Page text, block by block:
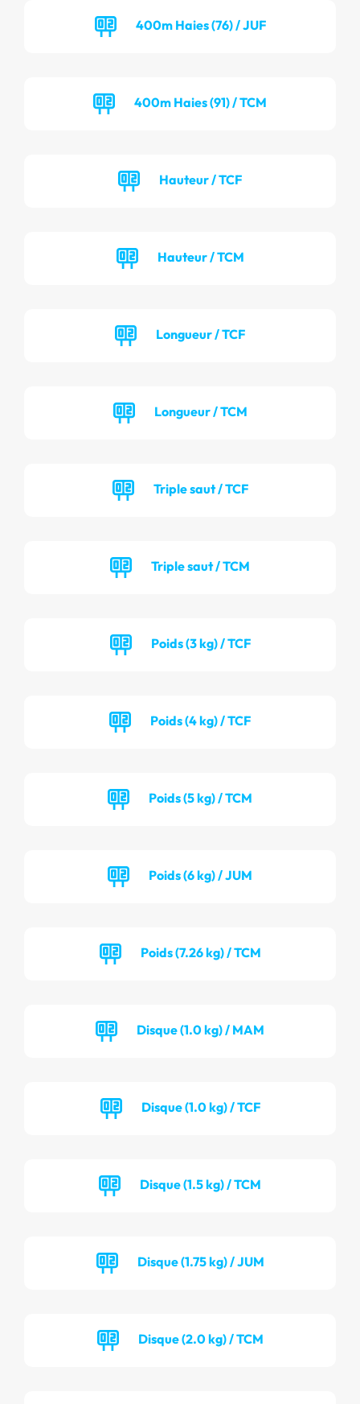
400m Haies (76) / JUF
400m Haies (91) / TCM
Hauteur / TCF
Hauteur / TCM
Longueur / TCF
Longueur / TCM
Triple saut / TCF
Triple saut / TCM
Poids (3 kg) / TCF
Poids (4 kg) / TCF
Poids (5 kg) / TCM
Poids (6 kg) / JUM
Poids (7.26 kg) / TCM
Disque (1.0 kg) / MAM
Disque (1.0 kg) / TCF
Disque (1.5 kg) / TCM
Disque (1.75 kg) / JUM
Disque (2.0 kg) / TCM